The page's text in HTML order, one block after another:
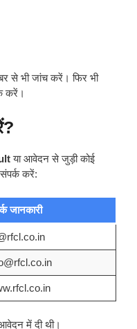
से भी जांच करें। फिर भी
करें।
या आवेदन से जुड़ी कोई
संपर्क करें:
जानकारी
में दी थी।